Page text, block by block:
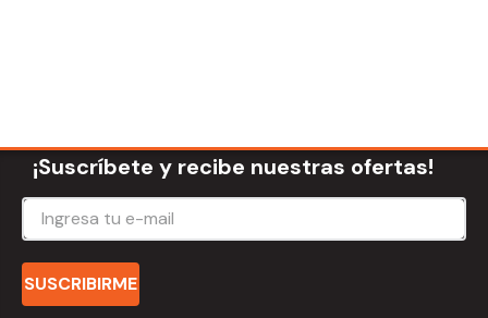
¡Suscríbete y recibe nuestras ofertas!
SUSCRIBIRME